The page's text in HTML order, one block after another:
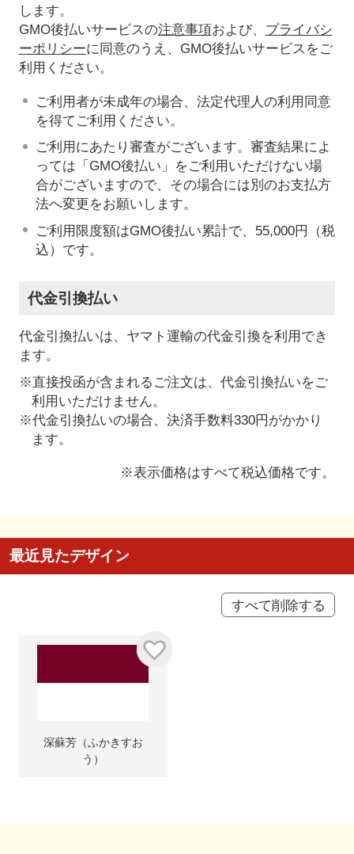
します。
GMO後払いサービスの注意事項および、 プライバシ
ーポリシーに同意のうえ、GMO後払いサービスをご
利用ください。
ご利用者が未成年の場合、法定代理人の利用同意
を得てご利用ください。
ご利用にあたり審査がございます。審査結果によ
っては「GMO後払い」をご利用いただけない場
合がございますので、その場合には別のお支払方
法へ変更をお願いします。
ご利用限度額はGMO後払い累計で、55,000円（税
込）です。
代金引換払い
代金引換払いは、ヤマト運輸の代金引換を利用でき
ます。
※直接投函が含まれるご注文は、代金引換払いをご
利用いただけません。
※代金引換払いの場合、決済手数料330円がかかり
ます。
※表示価格はすべて税込価格です。
最近見たデザイン
すべて削除する
深蘇芳（ふかきすお
う）